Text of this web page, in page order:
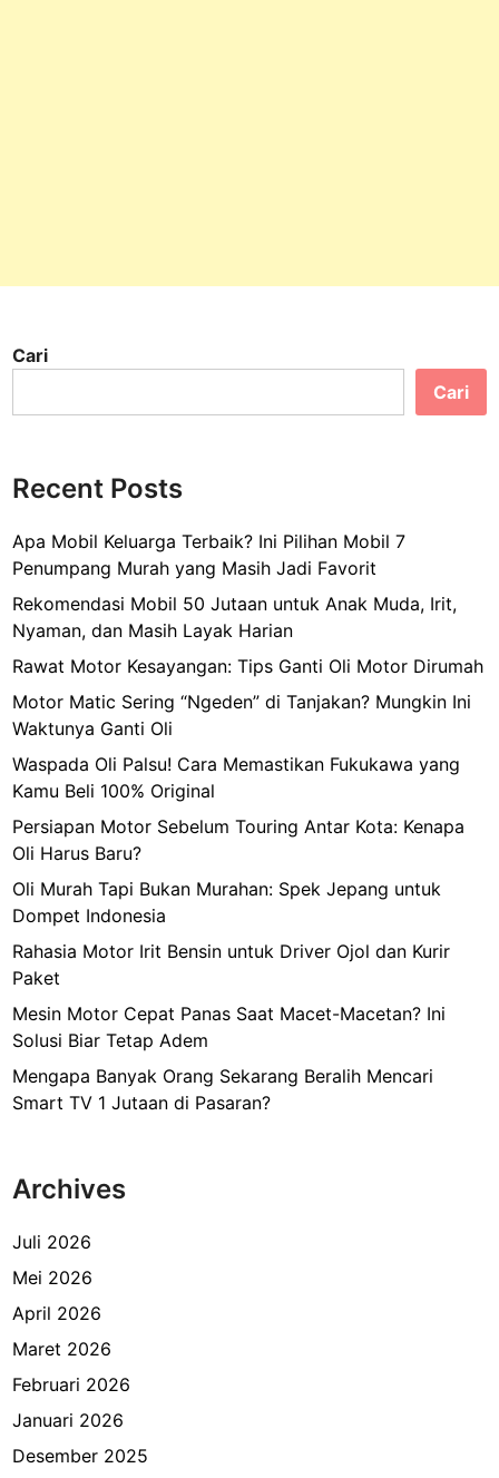
Cari
Cari
Recent Posts
Apa Mobil Keluarga Terbaik? Ini Pilihan Mobil 7
Penumpang Murah yang Masih Jadi Favorit
Rekomendasi Mobil 50 Jutaan untuk Anak Muda, Irit,
Nyaman, dan Masih Layak Harian
Rawat Motor Kesayangan: Tips Ganti Oli Motor Dirumah
Motor Matic Sering “Ngeden” di Tanjakan? Mungkin Ini
Waktunya Ganti Oli
Waspada Oli Palsu! Cara Memastikan Fukukawa yang
Kamu Beli 100% Original
Persiapan Motor Sebelum Touring Antar Kota: Kenapa
Oli Harus Baru?
Oli Murah Tapi Bukan Murahan: Spek Jepang untuk
Dompet Indonesia
Rahasia Motor Irit Bensin untuk Driver Ojol dan Kurir
Paket
Mesin Motor Cepat Panas Saat Macet-Macetan? Ini
Solusi Biar Tetap Adem
Mengapa Banyak Orang Sekarang Beralih Mencari
Smart TV 1 Jutaan di Pasaran?
Archives
Juli 2026
Mei 2026
April 2026
Maret 2026
Februari 2026
Januari 2026
Desember 2025